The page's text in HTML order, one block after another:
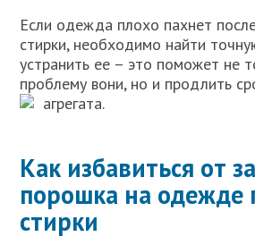
Если одежда плохо пахнет
стирки, необходимо найти
устранить ее – это поможет не
проблему вони, но и продлить
агрегата.
Как избавиться от
порошка на одежде
стирки